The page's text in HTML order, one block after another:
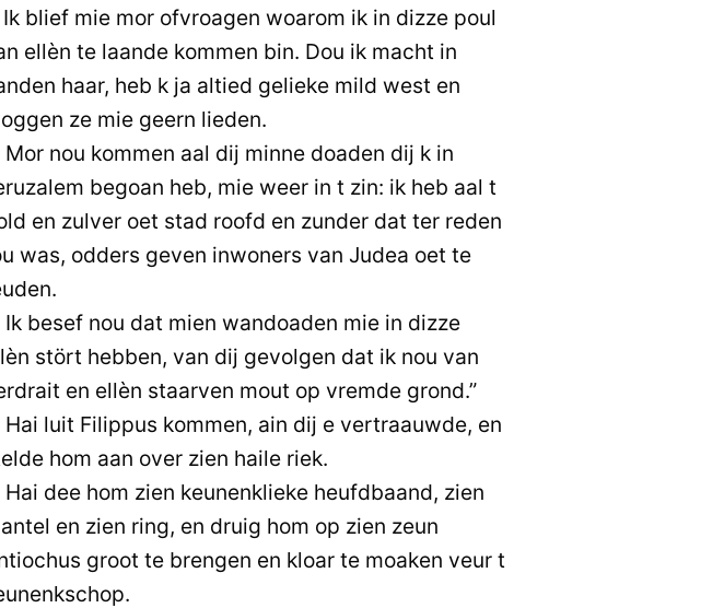
Ik blief mie mor ofvroagen woarom ik in dizze poul
ellèn te laande kommen bin. Dou ik macht in
haar, heb k ja altied gelieke mild west en
ze mie geern lieden.
Mor nou kommen aal dij minne doaden dij k in
begoan heb, mie weer in t zin: ik heb aal t
en zulver oet stad roofd en zunder dat ter reden
was, odders geven inwoners van Judea oet te
Ik besef nou dat mien wandoaden mie in dizze
stört hebben, van dij gevolgen dat ik nou van
en ellèn staarven mout op vremde grond.”
Hai luit Filippus kommen, ain dij e vertraauwde, en
hom aan over zien haile riek.
Hai dee hom zien keunenklieke heufdbaand, zien
en zien ring, en druig hom op zien zeun
groot te brengen en kloar te moaken veur t